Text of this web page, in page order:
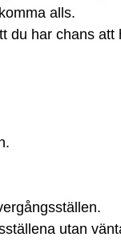
alls.
du har chans
utan